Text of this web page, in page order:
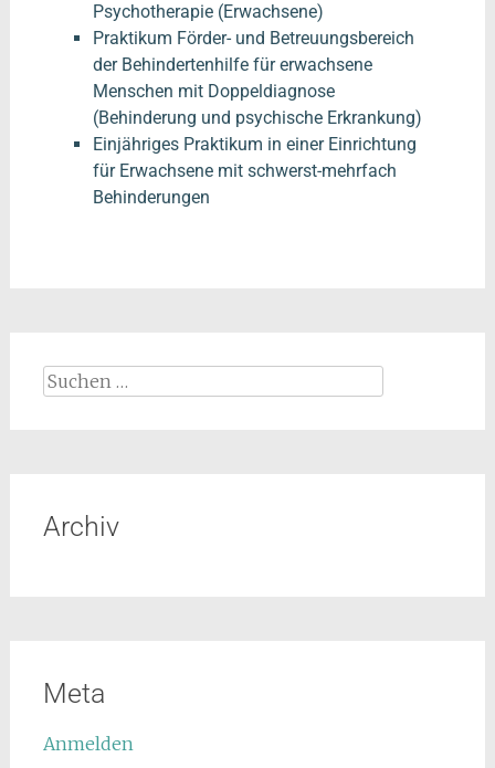
Psychotherapie (Erwachsene)
Praktikum Förder- und Betreuungsbereich
der Behindertenhilfe für erwachsene
Menschen mit Doppeldiagnose
(Behinderung und psychische Erkrankung)
Einjähriges Praktikum in einer Einrichtung
für Erwachsene mit schwerst-mehrfach
Behinderungen
Archiv
Meta
Anmelden